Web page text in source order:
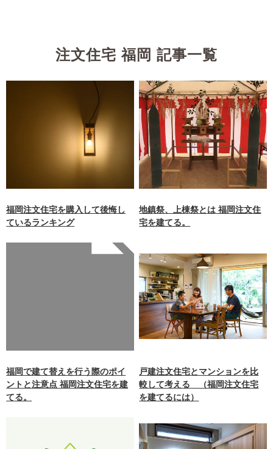
注文住宅 福岡 記事一覧
福岡注文住宅を購入して後悔し
ているランキング
地鎮祭、上棟祭とは 福岡注文住
宅を建てる。
content/themes/nagasaki/f
unctions.php on line 87
福岡で建て替えを行う際のポイ
ントと注意点 福岡注文住宅を建
てる。
戸建注文住宅とマンションを比
較して考える （福岡注文住宅
を建てるには）